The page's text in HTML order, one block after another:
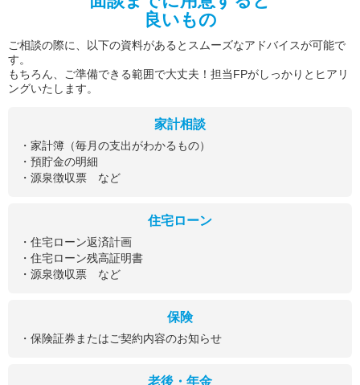
良いもの
ご相談の際に、以下の資料があるとスムーズなアドバイスが可能で
す。
もちろん、ご準備できる範囲で大丈夫！担当FPがしっかりとヒアリ
ングいたします。
家計相談
・家計簿（毎月の支出がわかるもの）
・預貯金の明細
・源泉徴収票 など
住宅ローン
・住宅ローン返済計画
・住宅ローン残高証明書
・源泉徴収票 など
保険
・保険証券またはご契約内容のお知らせ
老後・年金